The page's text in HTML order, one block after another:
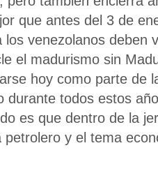
que antes del 3 de
venezolanos deben
el madurismo sin
hoy como parte de
durante todos estos
es que dentro de la
petrolero y el tema